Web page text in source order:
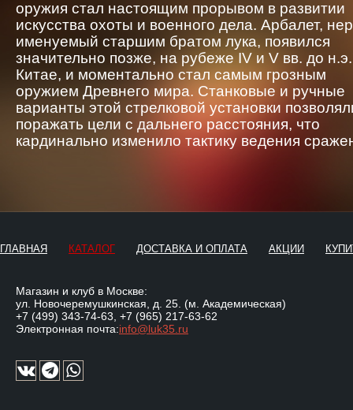
оружия стал настоящим прорывом в развитии
искусства охоты и военного дела. Арбалет,
именуемый старшим братом лука, появился
значительно позже, на рубеже IV и V вв. до
Китае, и моментально стал самым грозным
оружием Древнего мира. Станковые и ручные
варианты этой стрелковой установки
поражать цели с дальнего расстояния, что
кардинально изменило тактику ведения
ГЛАВНАЯ КАТАЛОГ ДОСТАВКА И ОПЛАТА АКЦИИ
Магазин и клуб в Москве:
ул. Новочеремушкинская, д. 25. (м. Академическая)
+7 (499) 343-74-63 +7 (965) 217-63-62
Электронная почта:info@luk35.ru